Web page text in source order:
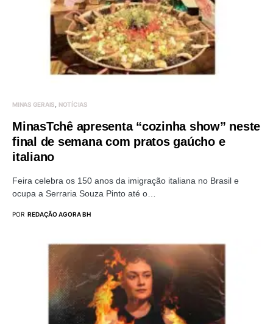
MINAS GERAIS NOTÍCIAS
MinasTchê apresenta “cozinha show” neste
final de semana com pratos gaúcho e
italiano
Feira celebra os 150 anos da imigração italiana no Brasil e
ocupa a Serraria Souza Pinto até o…
POR REDAÇÃO AGORA BH